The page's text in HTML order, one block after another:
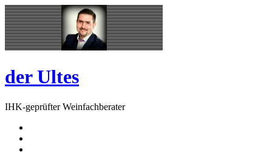
Skip
to
content
Open
Sidebar
der Ultes
IHK-geprüfter Weinfachberater